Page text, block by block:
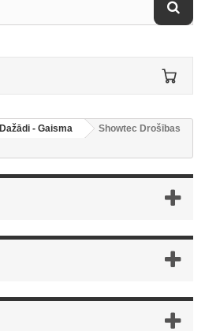
Dažādi - Gaisma
Showtec Drošības